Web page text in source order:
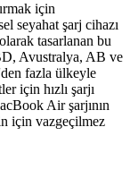
için
seyahat şarj cihazı
tasarlanan bu
Avustralya, AB ve
fazla ülkeyle
için hızlı şarjı
Air şarjının
için vazgeçilmez